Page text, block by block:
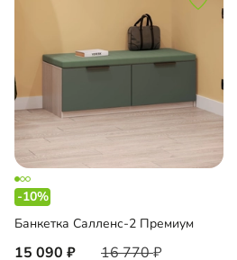
-10%
Банкетка Салленс-2 Премиум
15 090 16 770